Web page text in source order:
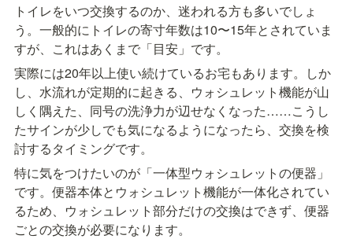
トイレをいつ交換するのか、迷われる方も多いでしょ
う。一般的にトイレの寄寸年数は10〜15年とされていま
すが、これはあくまで「目安」です。
実際には20年以上使い続けているお宅もあります。しか
し、水流れが定期的に起きる、ウォシュレット機能が山
しく隅えた、同号の洗浄力が辺せなくなった……こうし
たサインが少しでも気になるようになったら、交換を検
討するタイミングです。
特に気をつけたいのが「一体型ウォシュレットの便器」
です。便器本体とウォシュレット機能が一体化されてい
るため、ウォシュレット部分だけの交換はできず、便器
ごとの交換が必要になります。